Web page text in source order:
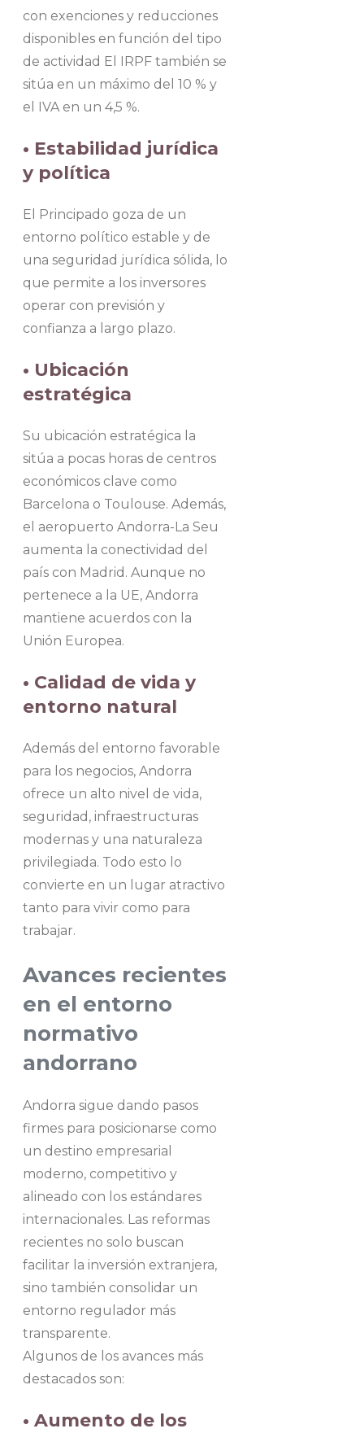
con exenciones y reducciones
disponibles en función del tipo
de actividad El IRPF también se
sitúa en un máximo del 10 % y
el IVA en un 4,5 %.
• Estabilidad jurídica
y política
El Principado goza de un
entorno político estable y de
una seguridad jurídica sólida, lo
que permite a los inversores
operar con previsión y
confianza a largo plazo.
• Ubicación
estratégica
Su ubicación estratégica la
sitúa a pocas horas de centros
económicos clave como
Barcelona o Toulouse. Además,
el aeropuerto Andorra-La Seu
aumenta la conectividad del
país con Madrid. Aunque no
pertenece a la UE, Andorra
mantiene acuerdos con la
Unión Europea.
• Calidad de vida y
entorno natural
Además del entorno favorable
para los negocios, Andorra
ofrece un alto nivel de vida,
seguridad, infraestructuras
modernas y una naturaleza
privilegiada. Todo esto lo
convierte en un lugar atractivo
tanto para vivir como para
trabajar.
Avances recientes
en el entorno
normativo
andorrano
Andorra sigue dando pasos
firmes para posicionarse como
un destino empresarial
moderno, competitivo y
alineado con los estándares
internacionales. Las reformas
recientes no solo buscan
facilitar la inversión extranjera,
sino también consolidar un
entorno regulador más
transparente.
Algunos de los avances más
destacados son:
• Aumento de los